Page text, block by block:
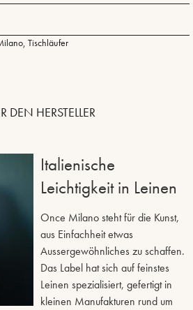
, Tischläufer
DEN HERSTELLER
Italienische
Leichtigkeit in Leinen
Once Milano steht für die Kunst,
aus Einfachheit etwas
Aussergewöhnliches zu schaffen.
Das Label hat sich auf feinstes
Leinen spezialisiert, gefertigt in
kleinen Manufakturen rund um